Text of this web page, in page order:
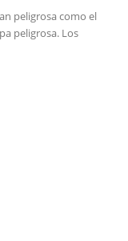
peligrosa como el
peligrosa. Los